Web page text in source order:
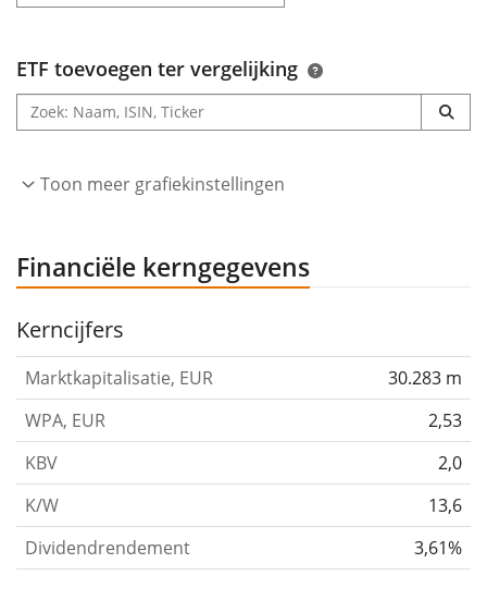
ETF toevoegen ter vergelijking
Toon meer grafiekinstellingen
Financiële kerngegevens
Kerncijfers
Marktkapitalisatie, EUR
30.283 m
WPA, EUR
2,53
KBV
2,0
K/W
13,6
Dividendrendement
3,61%